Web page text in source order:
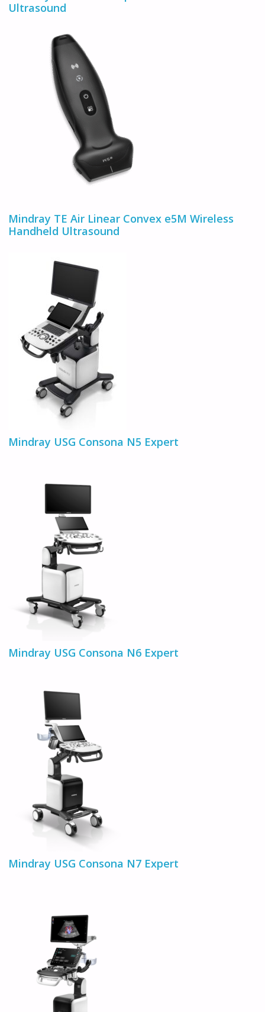
Ultrasound
Mindray TE Air Linear Convex e5M Wireless
Handheld Ultrasound
Mindray USG Consona N5 Expert
Mindray USG Consona N6 Expert
Mindray USG Consona N7 Expert